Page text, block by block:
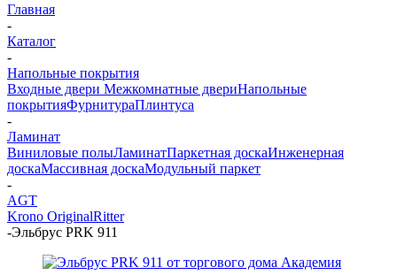
Главная
-
Каталог
-
Напольные покрытия
Входные двери Межкомнатные двериНапольные
покрытияФурнитураПлинтуса
-
Ламинат
Виниловые полыЛаминатПаркетная доскаИнженерная
доскаМассивная доскаМодульный паркет
-
AGT
Krono OriginalRitter
-Эльбрус PRK 911